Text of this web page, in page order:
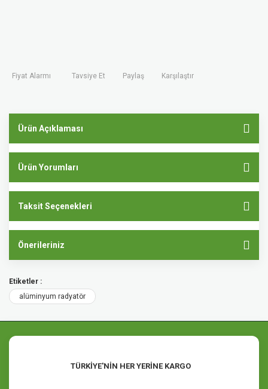
Fiyat Alarmı Tavsiye Et Paylaş Karşılaştır
Ürün Açıklaması
Ürün Yorumları
Taksit Seçenekleri
Önerileriniz
Etiketler :
alüminyum radyatör
TÜRKİYE'NİN HER YERİNE KARGO